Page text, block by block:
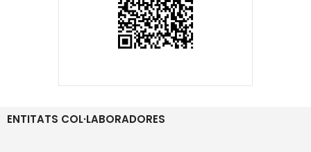
ENTITATS COL·LABORADORES